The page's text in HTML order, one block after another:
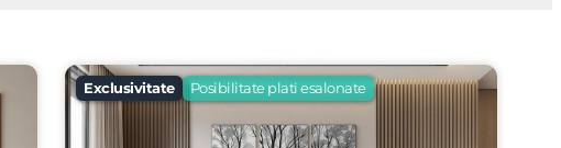
Exclusivitate Posibilitate plati esalonate